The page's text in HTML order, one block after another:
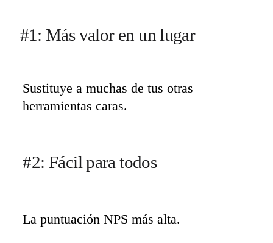
#1: Más valor en un lugar
Sustituye a muchas de tus otras
herramientas caras.
#2: Fácil para todos
La puntuación NPS más alta.